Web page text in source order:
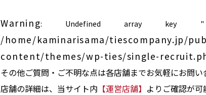
Warning: Undefined
/home/kaminarisama/tiescompany.jp/
content/themes/wp-ties/single-
その他ご質問・ご不明な点は各店舗までお気軽にお問い
店舗の詳細は、当サイト内 【運営店舗】 よりご確認が可